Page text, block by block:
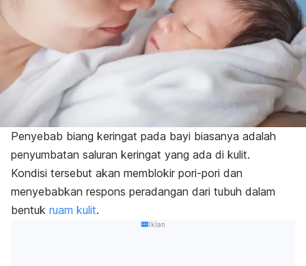
Penyebab biang keringat pada bayi biasanya adalah
penyumbatan saluran keringat yang ada di kulit.
Kondisi tersebut akan memblokir pori-pori dan
menyebabkan respons peradangan dari tubuh dalam
bentuk ruam kulit.
Iklan